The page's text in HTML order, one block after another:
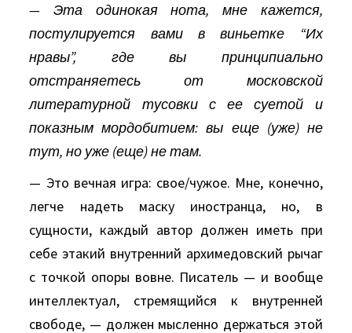
— Эта одинокая нота, мне кажется,
постулируется вами в виньетке “Их
нравы”, где вы принципиально
отстраняетесь от московской
литературной тусовки с ее суетой и
показным мордобитием: вы еще (уже) не
тут, но уже (еще) не там.
— Это вечная игра: свое/чужое. Мне, конечно,
легче надеть маску иностранца, но, в
сущности, каждый автор должен иметь при
себе этакий внутренний архимедовский рычаг
с точкой опоры вовне. Писатель — и вообще
интеллектуал, стремящийся к внутренней
свободе, — должен мысленно держаться этой